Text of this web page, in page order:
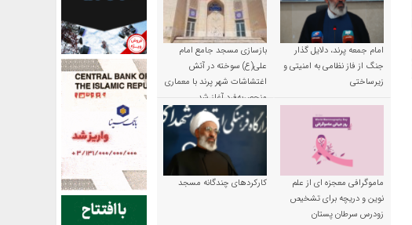
امام جمعه پرند، دلایل گذار
جنگ از فاز نظامی به امنیتی و
زیرساختی
بازسازی مسجد جامع امام
علی(ع) سوخته در آتش
اغتشاشات شهر پرند با معماری
منحصربه‌فرد آغاز شد
ماموگرافی معجزه ای از علم
نوین و دریچه برای تشخیص
زودرس سرطان پستان
کارکردهای چندگانه مسجد